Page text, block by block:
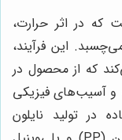
که در اثر حرارت،
این فرآیند،
که از محصول در
و آسیب‌های فیزیکی
در تولید نایلون